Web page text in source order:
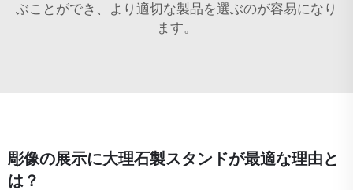
ぶことができ、より適切な製品を選ぶのが容易になり
ます。
彫像の展示に大理石製スタンドが最適な理由と
は？